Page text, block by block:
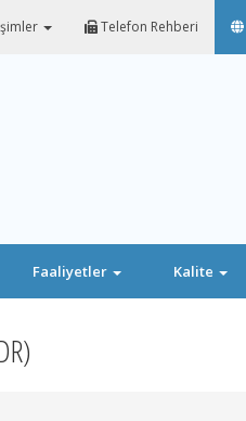
Telefon Rehberi
Faaliyetler Kalite